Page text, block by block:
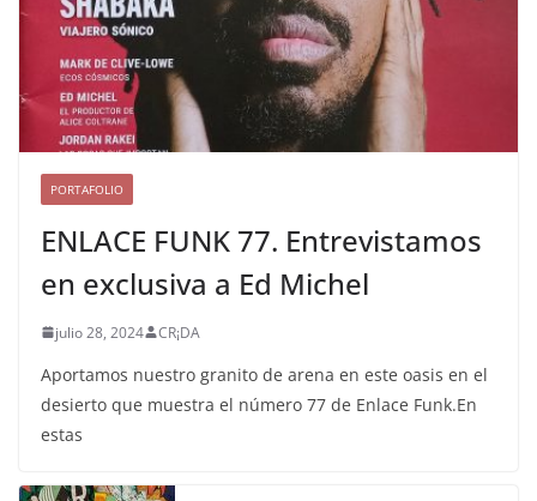
PORTAFOLIO
ENLACE FUNK 77. Entrevistamos
en exclusiva a Ed Michel
julio 28, 2024 CR¡DA
Aportamos nuestro granito de arena en este oasis en el
desierto que muestra el número 77 de Enlace Funk.En
estas